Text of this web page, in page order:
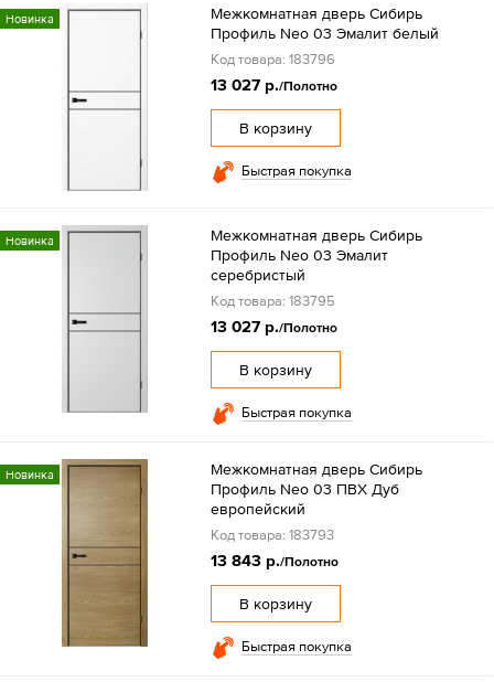
Новинка
Межкомнатная дверь Сибирь
Профиль Neo 03 Эмалит белый
Код товара: 183796
13 027 р./Полотно
В корзину
Быстрая покупка
Новинка
Межкомнатная дверь Сибирь
Профиль Neo 03 Эмалит
серебристый
Код товара: 183795
13 027 р./Полотно
В корзину
Быстрая покупка
Новинка
Межкомнатная дверь Сибирь
Профиль Neo 03 ПВХ Дуб
европейский
Код товара: 183793
13 843 р./Полотно
В корзину
Быстрая покупка